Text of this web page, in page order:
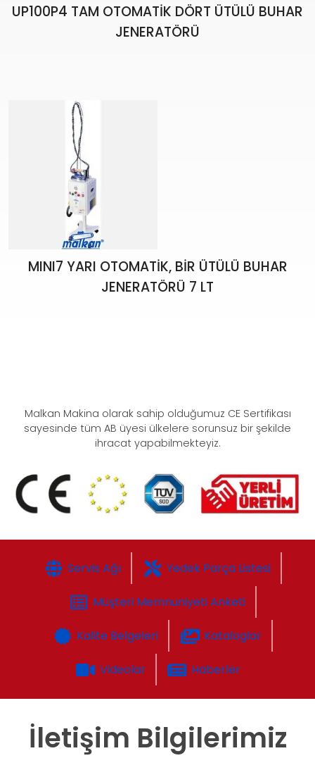
UP100P4 TAM OTOMATİK DÖRT ÜTÜLÜ BUHAR
JENERATÖRÜ
MINI7 YARI OTOMATİK, BİR ÜTÜLÜ BUHAR
JENERATÖRÜ 7 LT
Malkan Makina olarak sahip olduğumuz CE Sertifikası
sayesinde tüm AB üyesi ülkelere sorunsuz bir şekilde
ihracat yapabilmekteyiz.
Servis Ağı Yedek Parça Listesi
Müşteri Memnuniyeti Anketi
Kalite Belgeleri Kataloglar
Videolar Haberler
İletişim Bilgilerimiz